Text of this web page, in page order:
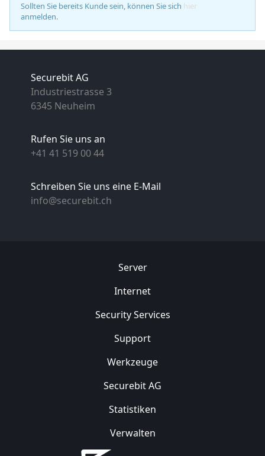
Sollten Sie bereits Kunde sein, können Sie sich hier
anmelden.
Securebit AG
Industriestrasse 3
6345 Neuheim
Rufen Sie uns an
+41 41 519 00 44
Schreiben Sie uns eine E-Mail
info@securebit.ch
Server
Internet
Security Services
Support
Werkzeuge
Securebit AG
Statistiken
Verwalten